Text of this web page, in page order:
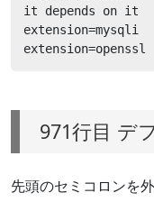
it depends on it
extension=mysqli
extension=openssl
971行目 デ
先頭のセミコロンを